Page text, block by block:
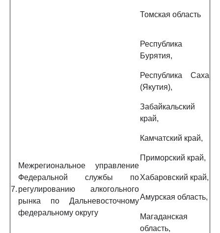
Томская область
7.
Межрегиональное управление
Федеральной службы по
регулированию алкогольного
рынка по Дальневосточному
федеральному округу
Республика
Бурятия,
Республика Саха
(Якутия),
Забайкальский
край,
Камчатский край,
Приморский край,
Хабаровский край,
Амурская область,
Магаданская
область,